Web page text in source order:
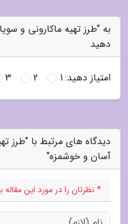
به "طرز تهیه ماکارونی و
دهید
امتیاز دهید:1
2
3
دیدگاه های مرتبط با "طرز
آسان و خوشمزه"
* نظرتان را در مورد این مقاله